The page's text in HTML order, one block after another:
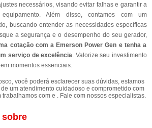
necessários, visando evitar falhas e garantir a
Além disso, contamos com um
buscando entender as necessidades específicas
a segurança e o desempenho do seu gerador,
cotação com a Emerson Power Gen e tenha a
serviço de excelência. Valorize seu investimento
momentos essenciais.
você poderá esclarecer suas dúvidas, estamos
um atendimento cuidadoso e comprometido com
trabalhamos com e . Fale com nossos especialistas.
sobre